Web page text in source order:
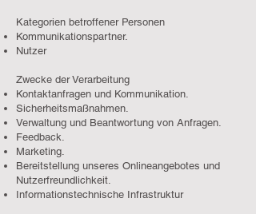
Kategorien betroffener Personen
Kommunikationspartner.
Nutzer
Zwecke der Verarbeitung
Kontaktanfragen und Kommunikation.
Sicherheitsmaßnahmen.
Verwaltung und Beantwortung von Anfragen.
Feedback.
Marketing.
Bereitstellung unseres Onlineangebotes und
Nutzerfreundlichkeit.
Informationstechnische Infrastruktur